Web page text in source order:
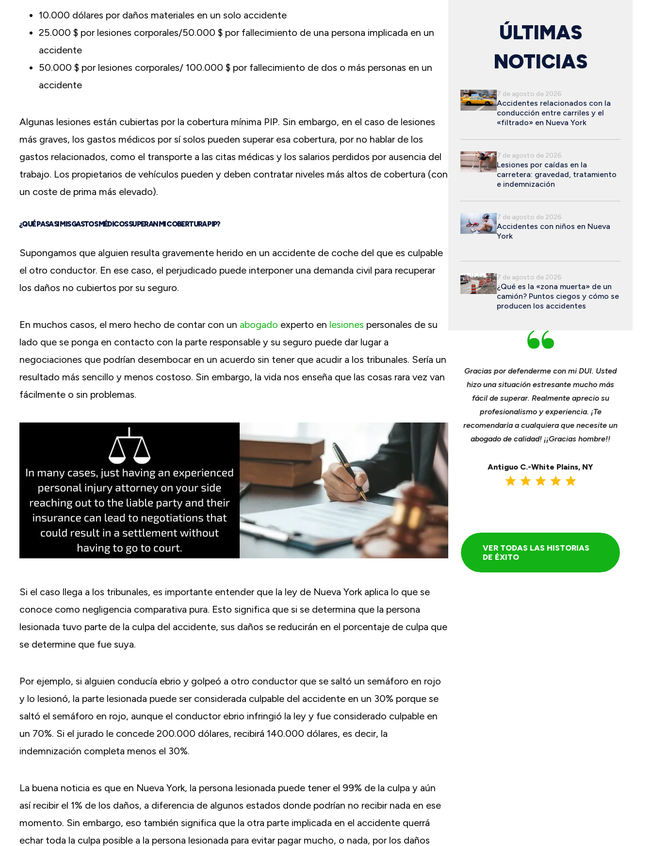
10.000 dólares por daños materiales en un solo accidente
25.000 $ por lesiones corporales/50.000 $ por fallecimiento de una persona implicada en un
accidente
50.000 $ por lesiones corporales/ 100.000 $ por fallecimiento de dos o más personas en un
accidente
Algunas lesiones están cubiertas por la cobertura mínima PIP. Sin embargo, en el caso de lesiones
más graves, los gastos médicos por sí solos pueden superar esa cobertura, por no hablar de los
gastos relacionados, como el transporte a las citas médicas y los salarios perdidos por ausencia del
trabajo. Los propietarios de vehículos pueden y deben contratar niveles más altos de cobertura (con
un coste de prima más elevado).
¿QUÉ PASA SI MIS GASTOS MÉDICOS SUPERAN MI COBERTURA PIP?
Supongamos que alguien resulta gravemente herido en un accidente de coche del que es culpable
el otro conductor. En ese caso, el perjudicado puede interponer una demanda civil para recuperar
los daños no cubiertos por su seguro.
En muchos casos, el mero hecho de contar con un abogado experto en lesiones personales de su
lado que se ponga en contacto con la parte responsable y su seguro puede dar lugar a
negociaciones que podrían desembocar en un acuerdo sin tener que acudir a los tribunales. Sería un
resultado más sencillo y menos costoso. Sin embargo, la vida nos enseña que las cosas rara vez van
fácilmente o sin problemas.
Si el caso llega a los tribunales, es importante entender que la ley de Nueva York aplica lo que se
conoce como negligencia comparativa pura. Esto significa que si se determina que la persona
lesionada tuvo parte de la culpa del accidente, sus daños se reducirán en el porcentaje de culpa que
se determine que fue suya.
Por ejemplo, si alguien conducía ebrio y golpeó a otro conductor que se saltó un semáforo en rojo
y lo lesionó, la parte lesionada puede ser considerada culpable del accidente en un 30% porque se
saltó el semáforo en rojo, aunque el conductor ebrio infringió la ley y fue considerado culpable en
un 70%. Si el jurado le concede 200.000 dólares, recibirá 140.000 dólares, es decir, la
indemnización completa menos el 30%.
La buena noticia es que en Nueva York, la persona lesionada puede tener el 99% de la culpa y aún
así recibir el 1% de los daños, a diferencia de algunos estados donde podrían no recibir nada en ese
momento. Sin embargo, eso también significa que la otra parte implicada en el accidente querrá
echar toda la culpa posible a la persona lesionada para evitar pagar mucho, o nada, por los daños
ÚLTIMAS
NOTICIAS
7 de agosto de 2026
Accidentes relacionados con la
conducción entre carriles y el
«filtrado» en Nueva York
7 de agosto de 2026
Lesiones por caídas en la
carretera: gravedad, tratamiento
e indemnización
7 de agosto de 2026
Accidentes con niños en Nueva
York
7 de agosto de 2026
¿Qué es la «zona muerta» de un
camión? Puntos ciegos y cómo se
producen los accidentes
Greenspan y todo el mundo en Greenspan y
solución posible después de mi accidente de
coche. Para mí, siempre se trataba de
recuperar mi vida, o por lo menos conseguir
tanto de ella como sea posible.
Antiguo C.-White Plains, NY
Gracias por defenderme con mi DUI. Usted
hizo una situación estresante mucho más
fácil de superar. Realmente aprecio su
profesionalismo y experiencia. ¡Te
recomendaría a cualquiera que necesite un
abogado de calidad! ¡¡Gracias hombre!!
Antiguo C.-White Plains, NY
VER TODAS LAS HISTORIAS
DE ÉXITO